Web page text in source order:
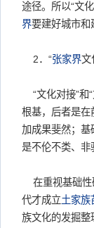
途径。所以“文
界要建好城市和
2．“张家界文
“文化对接”和
根基，后者是在
加成果斐然；基
是不伦不类、非
在重视基础性
代才成立土家族
族文化的发掘整